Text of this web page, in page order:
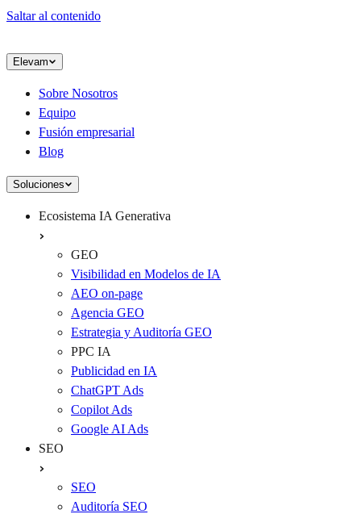
Saltar al contenido
Elevam
Sobre Nosotros
Equipo
Fusión empresarial
Blog
Soluciones
Ecosistema IA Generativa
GEO
Visibilidad en Modelos de IA
AEO on-page
Agencia GEO
Estrategia y Auditoría GEO
PPC IA
Publicidad en IA
ChatGPT Ads
Copilot Ads
Google AI Ads
SEO
SEO
Auditoría SEO